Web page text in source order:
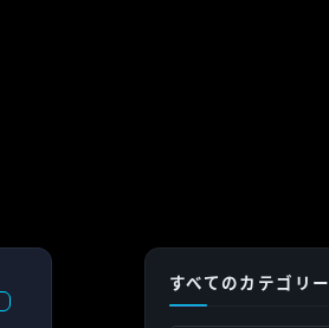
すべてのカテゴリー